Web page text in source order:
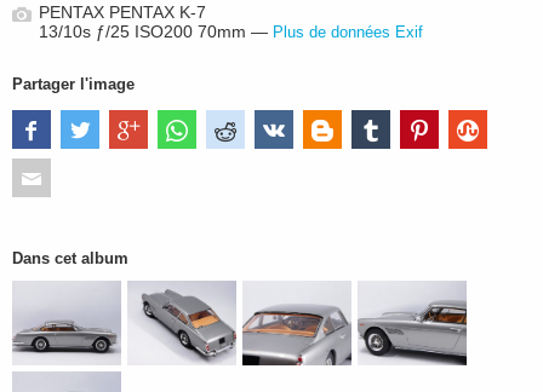
PENTAX PENTAX K-7
13/10s ƒ/25 ISO200 70mm — Plus de données Exif
Partager l'image
Dans cet album